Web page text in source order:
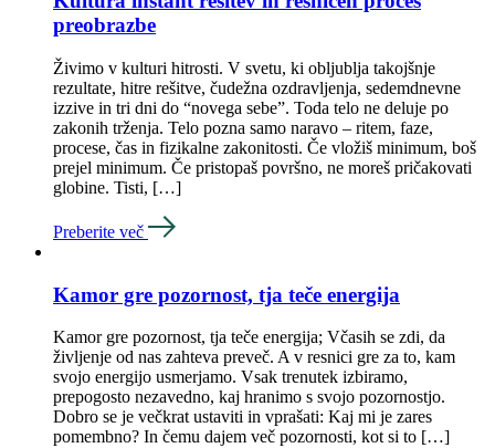
preobrazbe
Živimo v kulturi hitrosti. V svetu, ki obljublja takojšnje
rezultate, hitre rešitve, čudežna ozdravljenja, sedemdnevne
izzive in tri dni do “novega sebe”. Toda telo ne deluje po
zakonih trženja. Telo pozna samo naravo – ritem, faze,
procese, čas in fizikalne zakonitosti. Če vložiš minimum, boš
prejel minimum. Če pristopaš površno, ne moreš pričakovati
globine. Tisti, […]
Preberite več
Kamor gre pozornost, tja teče energija
Kamor gre pozornost, tja teče energija; Včasih se zdi, da
življenje od nas zahteva preveč. A v resnici gre za to, kam
svojo energijo usmerjamo. Vsak trenutek izbiramo,
prepogosto nezavedno, kaj hranimo s svojo pozornostjo.
Dobro se je večkrat ustaviti in vprašati: Kaj mi je zares
pomembno? In čemu dajem več pozornosti, kot si to […]